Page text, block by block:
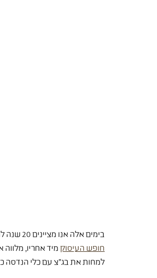
בימים אלה אנו מציינים 20 שנה לחקיקתו של
חופש העיסוק מיד אחריו,
למחות את בג"צ עם כלי הנדסה